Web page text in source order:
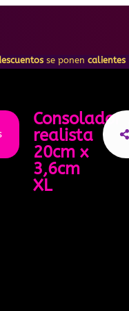
se ponen calientes
Consolador
realista
20cm x
3,6cm
XL